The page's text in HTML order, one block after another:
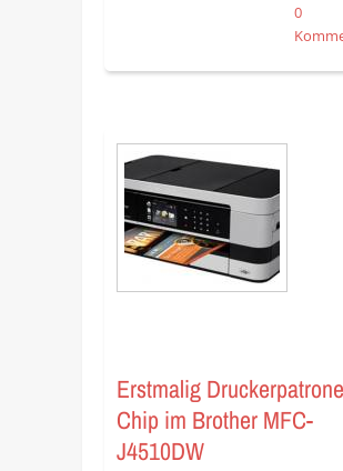
0
Erstmalig
Chip im Brother MFC-
J4510DW